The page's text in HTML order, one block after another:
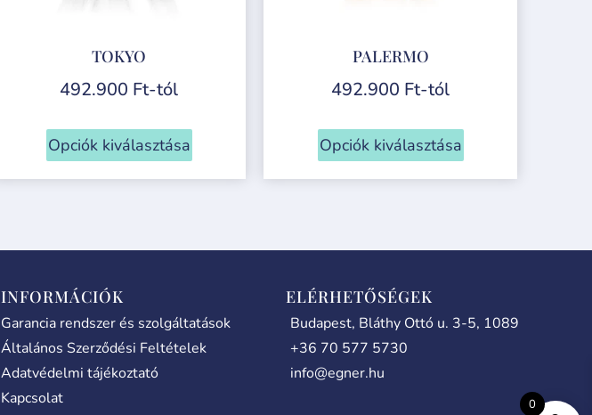
0
TOKYO
492.900 Ft-tól
Opciók kiválasztása
PALERMO
492.900 Ft-tól
Opciók kiválasztása
INFORMÁCIÓK
Garancia rendszer és szolgáltatások
Általános Szerződési Feltételek
Adatvédelmi tájékoztató
Kapcsolat
ELÉRHETŐSÉGEK
Budapest, Bláthy Ottó u. 3-5, 1089
+36 70 577 5730
info@egner.hu